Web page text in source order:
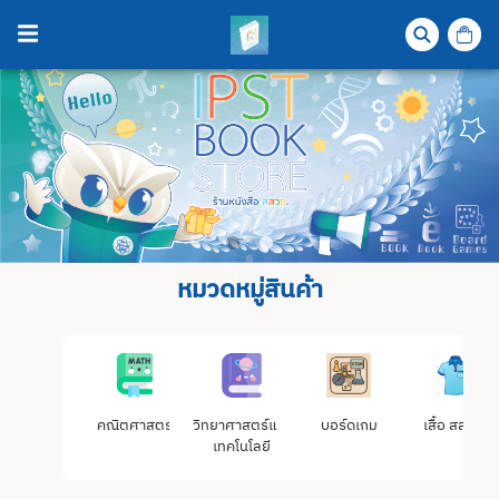
หมวดหมู่สินค้า
คณิตศาสตร์
วิทยาศาสตร์และ
เทคโนโลยี
บอร์ดเกม เสื้อ สสวท.